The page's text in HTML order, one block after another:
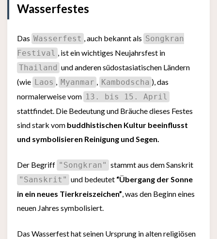
Wasserfestes
Das Wasserfest , auch bekannt als Songkran
Festival , ist ein wichtiges Neujahrsfest in
Thailand und anderen südostasiatischen Ländern
(wie Laos , Myanmar , Kambodscha ), das
normalerweise vom 13. bis 15. April
stattfindet. Die Bedeutung und Bräuche dieses Festes
sind stark vom buddhistischen Kultur beeinflusst
und symbolisieren Reinigung und Segen.
Der Begriff "Songkran" stammt aus dem Sanskrit
"Sanskrit" und bedeutet “Übergang der Sonne
in ein neues Tierkreiszeichen”, was den Beginn eines
neuen Jahres symbolisiert.
Das Wasserfest hat seinen Ursprung in alten religiösen